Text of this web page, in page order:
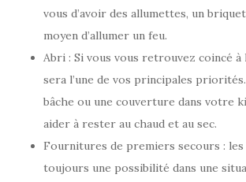
vous d’avoir des allumettes, un
moyen d’allumer un feu.
Abri : Si vous vous retrouvez coincé à
sera l’une de vos principales
bâche ou une couverture dans votre
aider à rester au chaud et au sec.
Fournitures de premiers secours :
toujours une possibilité dans une